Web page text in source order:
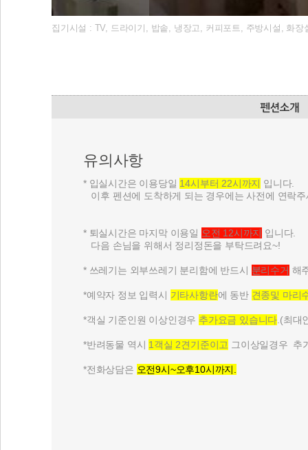
집기시설 : TV, 드라이기, 밥솥, 냉장고, 커피포트, 주방시설, 화
유의사항
* 입실시간은 이용당일 14시부터 22시까지 입니다.
이후 펜션에 도착하게 되는 경우에는 사전에 연락주
* 퇴실시간은 마지막 이용일 오전 12시까지 입니다.
다음 손님을 위해서 정리정돈을 부탁드려요~!
* 쓰레기는 외부쓰레기 분리함에 반드시 분리수거 해
*예약자 정보 입력시 기타사항란에 동반 견종및 마리
*객실 기준인원 이상인경우 추가요금 있습니다 .(최대
*반려동물 역시 1객실 2견기준이고 그이상일경우 추
*전화상담은 오전9시~오후10시까지.